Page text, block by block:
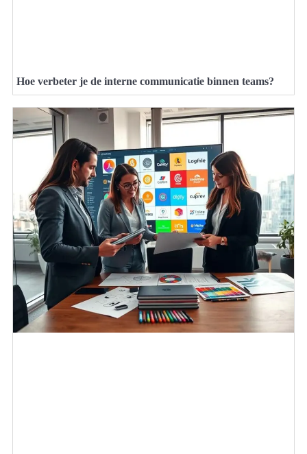
Hoe verbeter je de interne communicatie binnen teams?